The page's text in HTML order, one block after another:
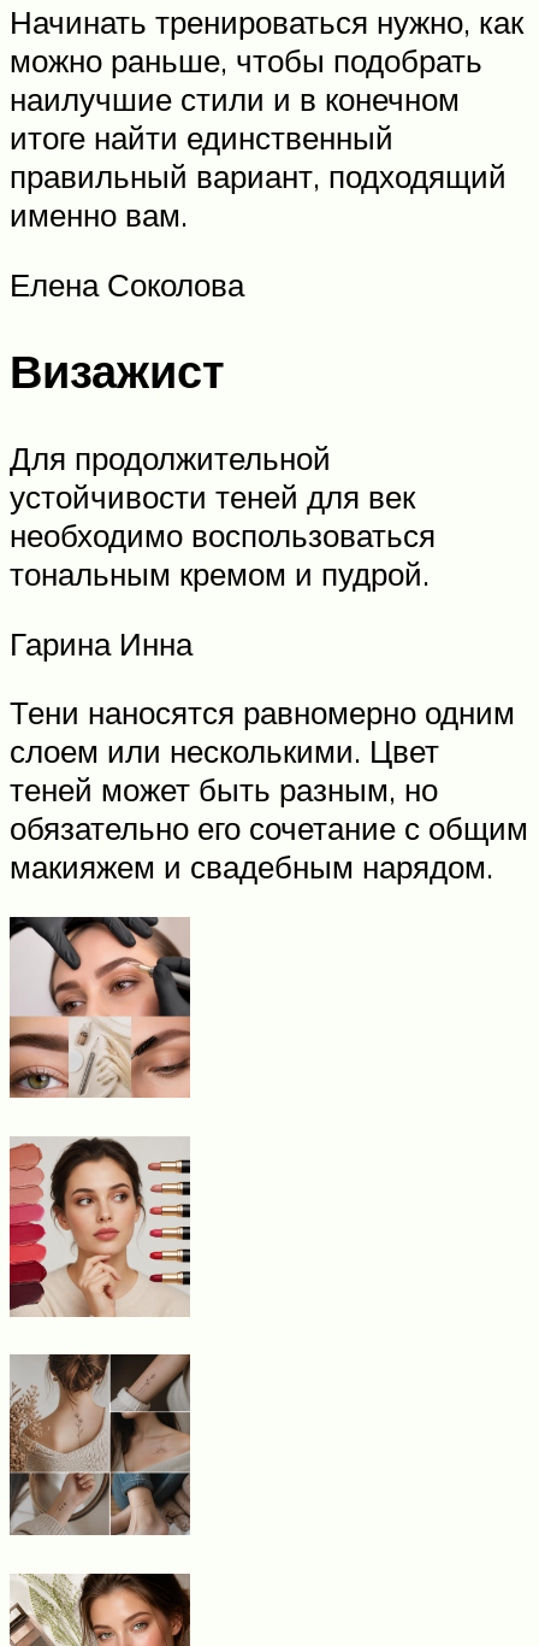
Начинать тренироваться нужно, как
можно раньше, чтобы подобрать
наилучшие стили и в конечном
итоге найти единственный
правильный вариант, подходящий
именно вам.
Елена Соколова
Визажист
Для продолжительной
устойчивости теней для век
необходимо воспользоваться
тональным кремом и пудрой.
Гарина Инна
Тени наносятся равномерно одним
слоем или несколькими. Цвет
теней может быть разным, но
обязательно его сочетание с общим
макияжем и свадебным нарядом.